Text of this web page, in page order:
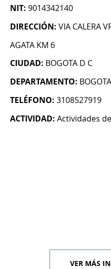
NIT: 9014342140
DIRECCIÓN: VIA CALERA
AGATA KM 6
CIUDAD: BOGOTA D C
DEPARTAMENTO: BOGOTA
TELÉFONO: 3108527919
ACTIVIDAD: Actividades
VER MÁS